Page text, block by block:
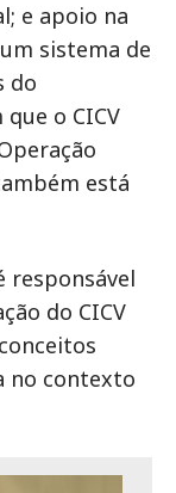
e apoio na
sistema de
do
o CICV
está
responsável
do CICV
no contexto